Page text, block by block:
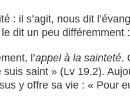
: il s’agit, nous dit
dit un peu
l’appel à la sainteté.
suis saint » (Lv 19,2).
y offre sa vie : « Pour